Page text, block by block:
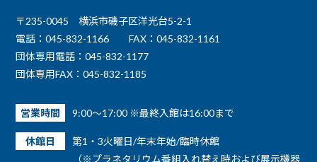
〒235-0045 横浜市磯子区洋光台5-2-1
電話：045-832-1166
FAX：045-832-1161
団体専用電話：045-832-1177
団体専用FAX：045-832-1185
営業時間 9:00～17:00 ※最終入館は16:00まで
休館日
第1・3火曜日/年末年始/臨時休館
（※プラネタリウム番組入れ替え時および展示機器